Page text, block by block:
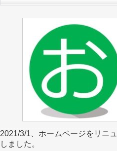
2021/3/1、ホームページをリニ
しました。